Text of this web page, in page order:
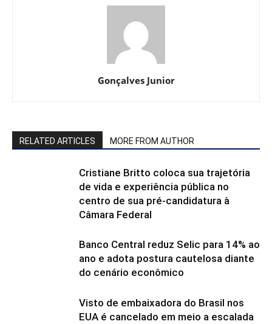
Gonçalves Junior
RELATED ARTICLES MORE FROM AUTHOR
Cristiane Britto coloca sua trajetória
de vida e experiência pública no
centro de sua pré-candidatura à
Câmara Federal
Banco Central reduz Selic para 14% ao
ano e adota postura cautelosa diante
do cenário econômico
Visto de embaixadora do Brasil nos
EUA é cancelado em meio a escalada